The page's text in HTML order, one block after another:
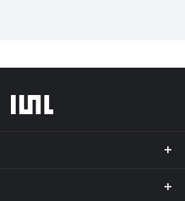
フッターメニュー